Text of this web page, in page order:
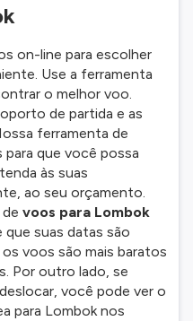
on-line para escolher
Use a ferramenta
o melhor voo.
de partida e as
ferramenta de
que você possa
às suas
ao seu orçamento.
voos para Lombok
que suas datas são
voos são mais baratos
Por outro lado, se
você pode ver o
para Lombok nos